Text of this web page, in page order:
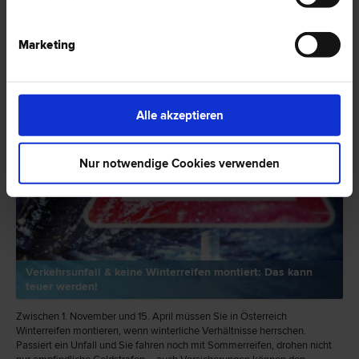
Marketing
Alle akzeptieren
Nur notwendige Cookies verwenden
Verkehrsunfall & keine Winterreifen montiert: Das kann
teuer werden!
Zwischen 1. November und 15. April müssen Sie in Österreich
Winterreifen montieren, wenn winterliche Verhältnisse herrschen.
Passiert ein Unfall und Sie fahren noch mit Sommerreifen, drohen nicht